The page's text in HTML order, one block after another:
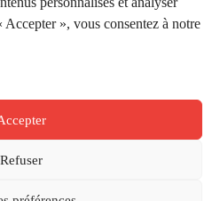
», vous consentez à notre
Refuser